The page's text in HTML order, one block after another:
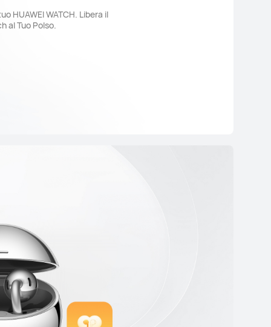
HUAWEI WATCH. Libera il
al Tuo Polso.